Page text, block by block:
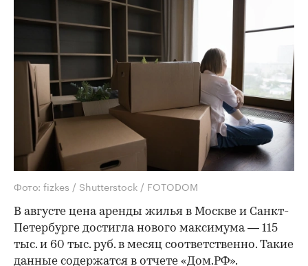
Фото: fizkes / Shutterstock / FOTODOM
В августе цена аренды жилья в Москве и Санкт-
Петербурге достигла нового максимума — 115
тыс. и 60 тыс. руб. в месяц соответственно. Такие
данные содержатся в отчете «Дом.РФ».